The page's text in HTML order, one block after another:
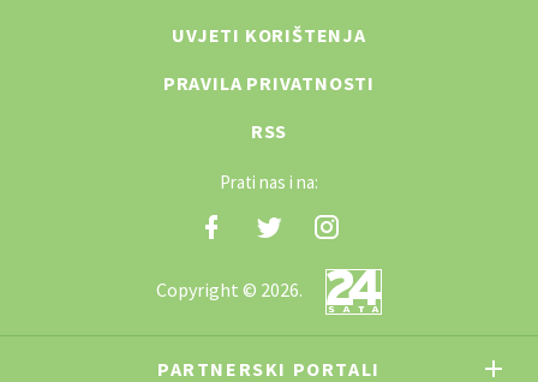
UVJETI KORIŠTENJA
PRAVILA PRIVATNOSTI
RSS
Prati nas i na:
Copyright © 2026.
PARTNERSKI PORTALI